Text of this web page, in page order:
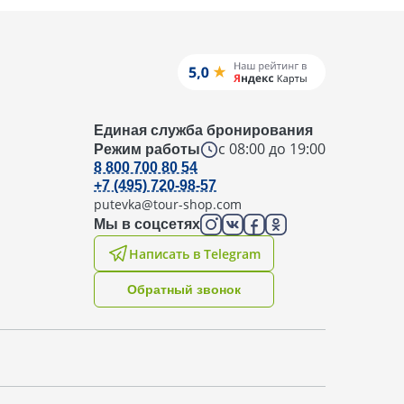
Единая служба бронирования
Режим работы
с 08:00 до 19:00
8 800 700 80 54
+7 (495) 720-98-57
putevka@tour-shop.com
Мы в соцсетях
Написать в Telegram
Oбратный звонок